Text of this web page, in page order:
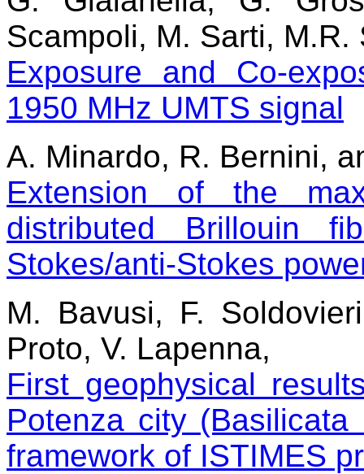
Scampoli, M. Sarti, M.R.
Exposure and Co-
1950 MHz UMTS signal
A. Minardo, R. Bernini,
Extension of the
distributed Brillouin
Stokes/anti-Stokes
M. Bavusi, F.
Proto, V. Lapenna,
First geophysical
Potenza city
framework of ISTIMES